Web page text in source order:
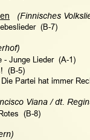
(Finnisches
  (B-7)
- Junge Lieder  (A-1)
(B-5)
Partei hat immer
Viana / dt.
(B-8)